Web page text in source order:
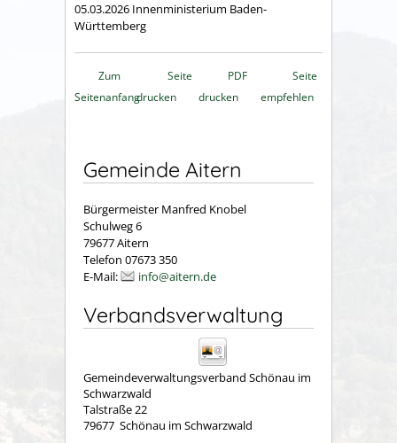
05.03.2026 Innenministerium Baden-
Württemberg
Zum
Seitenanfang
Seite
drucken
PDF
drucken
Seite
empfehlen
Gemeinde Aitern
Bürgermeister Manfred Knobel
Schulweg 6
79677 Aitern
Telefon 07673 350
E-Mail:
info@aitern.de
Verbandsverwaltung
Gemeindeverwaltungsverband Schönau im
Schwarzwald
Talstraße 22
79677 Schönau im Schwarzwald